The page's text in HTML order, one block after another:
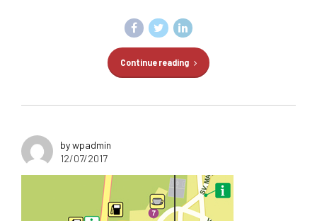
Continue reading
by wpadmin
12/07/2017